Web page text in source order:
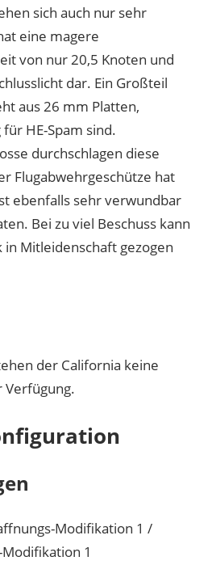
sich auch nur sehr
eine magere
von nur 20,5 Knoten und
dar. Ein Großteil
aus 26 mm Platten,
HE-Spam sind.
durchschlagen diese
Flugabwehrgeschütze hat
ebenfalls sehr verwundbar
Bei zu viel Beschuss kann
in Mitleidenschaft gezogen
der California keine
Modifikation 1 /
1